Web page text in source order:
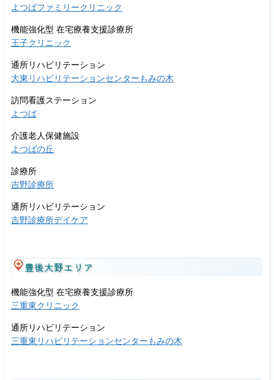
よつばファミリークリニック
機能強化型 在宅療養支援診療所
王子クリニック
通所リハビリテーション
大東リハビリテーションセンターもみの木
訪問看護ステーション
よつば
介護老人保健施設
よつばの丘
診療所
吉野診療所
通所リハビリテーション
吉野診療所デイケア
豊後大野エリア
機能強化型 在宅療養支援診療所
三重東クリニック
通所リハビリテーション
三重東リハビリテーションセンターもみの木